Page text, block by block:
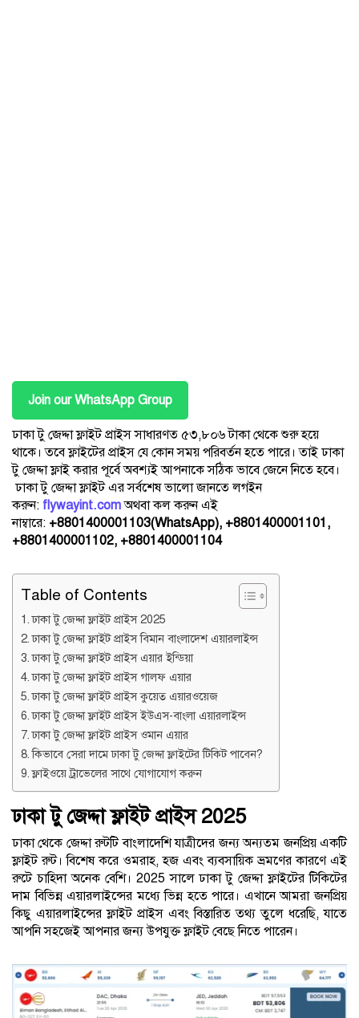
Join our WhatsApp Group
ঢাকা টু জেদ্দা ফ্লাইট প্রাইস সাধারণত ৫৩,৮০৬ টাকা থেকে শুরু হয়ে
থাকে। তবে ফ্লাইটের প্রাইস যে কোন সময় পরিবর্তন হতে পারে। তাই ঢাকা
টু জেদ্দা ফ্লাই করার পূর্বে অবশ্যই আপনাকে সঠিক ভাবে জেনে নিতে হবে।
ঢাকা টু জেদ্দা ফ্লাইট এর সর্বশেষ ভালো জানতে লগইন
করুন: flywayint.comঅথবা কল করুন এই
নাম্বারে: +8801400001103(WhatsApp), +8801400001101,
+8801400001102, +8801400001104
Table of Contents
ঢাকা টু জেদ্দা ফ্লাইট প্রাইস 2025
ঢাকা টু জেদ্দা ফ্লাইট প্রাইস বিমান বাংলাদেশ এয়ারলাইন্স
ঢাকা টু জেদ্দা ফ্লাইট প্রাইস এয়ার ইন্ডিয়া
ঢাকা টু জেদ্দা ফ্লাইট প্রাইস গালফ এয়ার
ঢাকা টু জেদ্দা ফ্লাইট প্রাইস কুয়েত এয়ারওয়েজ
ঢাকা টু জেদ্দা ফ্লাইট প্রাইস ইউএস-বাংলা এয়ারলাইন্স
ঢাকা টু জেদ্দা ফ্লাইট প্রাইস ওমান এয়ার
কিভাবে সেরা দামে ঢাকা টু জেদ্দা ফ্লাইটের টিকিট পাবেন?
ফ্লাইওয়ে ট্রাভেলের সাথে যোগাযোগ করুন
ঢাকা টু জেদ্দা ফ্লাইট প্রাইস 2025
ঢাকা থেকে জেদ্দা রুটটি বাংলাদেশি যাত্রীদের জন্য অন্যতম জনপ্রিয় একটি
ফ্লাইট রুট। বিশেষ করে ওমরাহ, হজ এবং ব্যবসায়িক ভ্রমণের কারণে এই
রুটে চাহিদা অনেক বেশি। 2025 সালে ঢাকা টু জেদ্দা ফ্লাইটের টিকিটের
দাম বিভিন্ন এয়ারলাইন্সের মধ্যে ভিন্ন হতে পারে। এখানে আমরা জনপ্রিয়
কিছু এয়ারলাইন্সের ফ্লাইট প্রাইস এবং বিস্তারিত তথ্য তুলে ধরেছি, যাতে
আপনি সহজেই আপনার জন্য উপযুক্ত ফ্লাইট বেছে নিতে পারেন।